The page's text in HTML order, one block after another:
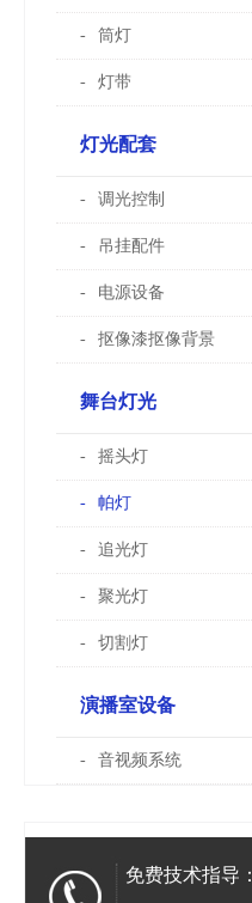
筒灯
灯带
灯光配套
调光控制
吊挂配件
电源设备
抠像漆抠像背景
舞台灯光
摇头灯
帕灯
追光灯
聚光灯
切割灯
演播室设备
音视频系统
免费技术指导：